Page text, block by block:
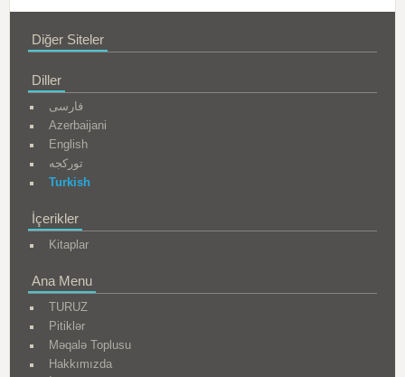
Diğer Siteler
Diller
فارسی
Azerbaijani
English
تورکجه
Turkish
İçerikler
Kitaplar
Ana Menu
TURUZ
Pitiklər
Məqalə Toplusu
Hakkımızda